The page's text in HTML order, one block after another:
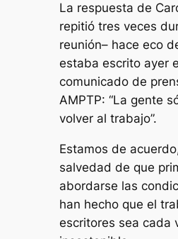
La respuesta de
repitió tres veces
reunión– hace eco
estaba escrito ayer
comunicado de
AMPTP: “La gente
volver al trabajo”.
Estamos de
salvedad de que
abordarse las
han hecho que el
escritores sea cada